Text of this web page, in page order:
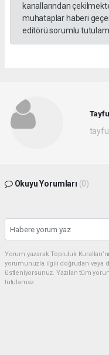
kanallarından
muhataplar haberi
editörü sorumlu
Okuyu Yorumları (0)
Yorum yazarak Topluluk
yorumunuzla ilgili doğrudan veya
üstleniyorsunuz. Yazılan tüm
tutulamaz.